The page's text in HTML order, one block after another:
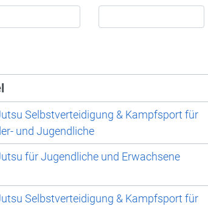
Selbstverteidigung & Kampfsport für
und Jugendliche
für Jugendliche und Erwachsene
Selbstverteidigung & Kampfsport für